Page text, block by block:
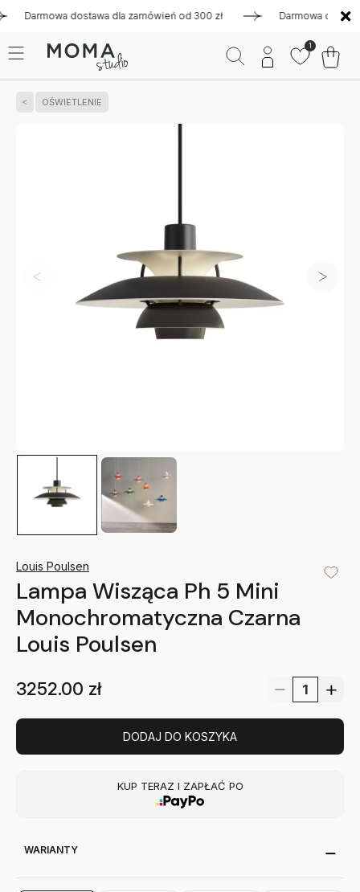
dostawa dla zamówień od 300 zł Darmowa dostawa
1
OŚWIETLENIE
Louis Poulsen
Lampa Wisząca Ph 5 Mini
Monochromatyczna Czarna
Louis Poulsen
3252.00 zł
DODAJ DO KOSZYKA
KUP TERAZ I ZAPŁAĆ PO
WARIANTY